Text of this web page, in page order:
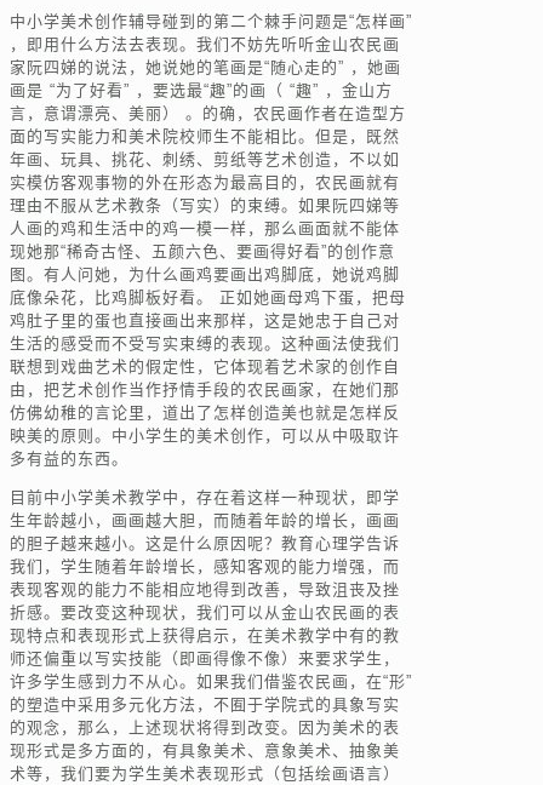
中小学美术创作辅导碰到的第二个棘手问题是“怎样画”
，即用什么方法去表现。我们不妨先听听金山农民画
家阮四娣的说法，她说她的笔画是“随心走的” ，她画
画是 “为了好看” ，要选最“趣”的画（ “趣” ，金山方
言，意谓漂亮、美丽） 。的确，农民画作者在造型方
面的写实能力和美术院校师生不能相比。但是，既然
年画、玩具、挑花、刺绣、剪纸等艺术创造，不以如
实模仿客观事物的外在形态为最高目的，农民画就有
理由不服从艺术教条（写实）的束缚。如果阮四娣等
人画的鸡和生活中的鸡一模一样，那么画面就不能体
现她那“稀奇古怪、五颜六色、要画得好看”的创作意
图。有人问她，为什么画鸡要画出鸡脚底，她说鸡脚
底像朵花，比鸡脚板好看。 正如她画母鸡下蛋，把母
鸡肚子里的蛋也直接画出来那样，这是她忠于自己对
生活的感受而不受写实束缚的表现。这种画法使我们
联想到戏曲艺术的假定性，它体现着艺术家的创作自
由，把艺术创作当作抒情手段的农民画家，在她们那
仿佛幼稚的言论里，道出了怎样创造美也就是怎样反
映美的原则。中小学生的美术创作，可以从中吸取许
多有益的东西。
目前中小学美术教学中，存在着这样一种现状，即学
生年龄越小，画画越大胆，而随着年龄的增长，画画
的胆子越来越小。这是什么原因呢？教育心理学告诉
我们，学生随着年龄增长，感知客观的能力增强，而
表现客观的能力不能相应地得到改善，导致沮丧及挫
折感。要改变这种现状，我们可以从金山农民画的表
现特点和表现形式上获得启示，在美术教学中有的教
师还偏重以写实技能（即画得像不像）来要求学生，
许多学生感到力不从心。如果我们借鉴农民画，在“形”
的塑造中采用多元化方法，不囿于学院式的具象写实
的观念，那么，上述现状将得到改变。因为美术的表
现形式是多方面的，有具象美术、意象美术、抽象美
术等，我们要为学生美术表现形式（包括绘画语言）